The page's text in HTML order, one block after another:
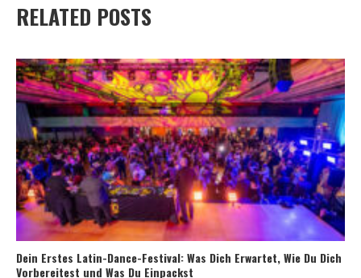
RELATED POSTS
Dein Erstes Latin-Dance-Festival: Was Dich Erwartet, Wie Du Dich
Vorbereitest und Was Du Einpackst